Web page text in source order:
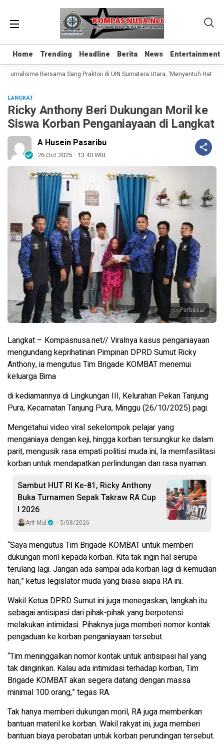
Home Trending Headline Berita News Entertainment
Home Trending Headline Berita News Entertainment
Bersama Sang Praktisi di UIN Sumatera Utara, ‘Menyentuh Hati
LANGKAT
Ricky Anthony Beri Dukungan Moril ke
Siswa Korban Penganiayaan di Langkat
A Husein Pasaribu
26 Oct 2025 - 13:40 WIB
Perbesar
Langkat – Kompasnusa.net// Viralnya kasus penganiayaan
mengundang keprihatinan Pimpinan DPRD Sumut Ricky
Anthony, ia mengutus Tim Brigade KOMBAT menemui
keluarga Bima
di kediamannya di Lingkungan III, Kelurahan Pekan Tanjung
Pura, Kecamatan Tanjung Pura, Minggu (26/10/2025) pagi.
Mengetahui video viral sekelompok pelajar yang
menganiaya dengan keji, hingga korban tersungkur ke dalam
parit, mengusik rasa empati politisi muda ini, Ia memfasilitasi
korban untuk mendapatkan perlindungan dan rasa nyaman.
Sambut HUT RI Ke-81, Ricky Anthony
Buka Turnamen Sepak Takraw RA Cup
I 2026
Arif Mul 5/08/2026
“Saya mengutus Tim Brigade KOMBAT untuk memberi
dukungan moril kepada korban. Kita tak ingin hal serupa
terulang lagi. Jangan ada sampai ada korban lagi di kemudian
hari,” ketus legislator muda yang biasa siapa RA ini.
Wakil Ketua DPRD Sumut ini juga menegaskan, langkah itu
sebagai antisipasi dari pihak-pihak yang berpotensi
melakukan intimidasi. Pihaknya juga memberi nomor kontak
pengaduan ke korban penganiayaan tersebut.
“Tim meninggalkan nomor kontak untuk antisipasi hal yang
tak diinginkan. Kalau ada intimidasi terhadap korban, Tim
Brigade KOMBAT akan segera datang dengan massa
minimal 100 orang,” tegas RA.
Tak hanya memberi dukungan moril, RA juga memberikan
bantuan materil ke korban. Wakil rakyat ini, juga memberi
bantuan biaya perobatan untuk korban perundingan tersebut.